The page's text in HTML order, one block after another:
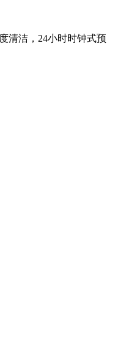
清洁，24小时时钟式预
着食用粗粮、均衡营
小资型 事业型